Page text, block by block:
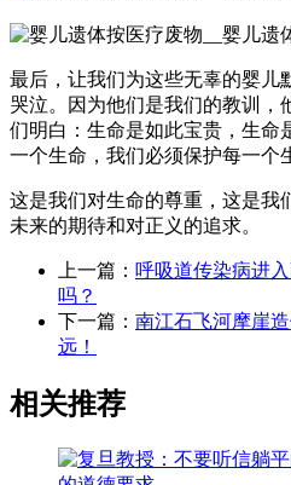
最后，让我们为这些无辜的婴儿
哭泣。因为他们是我们的教训，
们明白：生命是如此宝贵，生命
一个生命，我们必须保护每一个
这是我们对生命的尊重，这是我
未来的期待和对正义的追求。
上一篇： 呼吸道传染病进
吗？
下一篇： 南江石飞河摩崖
远！
相关推荐